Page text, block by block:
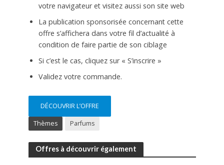
votre navigateur et visitez aussi son site web
La publication sponsorisée concernant cette
offre s’affichera dans votre fil d’actualité à
condition de faire partie de son ciblage
Si c’est le cas, cliquez sur « S’inscrire »
Validez votre commande.
DÉCOUVRIR L’OFFRE
Thèmes Parfums
Offres à découvrir également